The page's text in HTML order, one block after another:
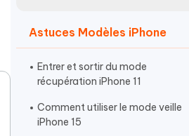
Plus de conseils utiles
Commencer
Astuces Modèles iPhone
Entrer et sortir du mode
récupération iPhone 11
Comment utiliser le mode veille
iPhone 15